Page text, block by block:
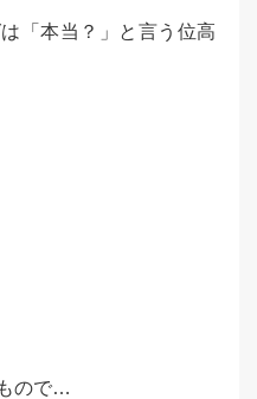
「本当？」と言う位高
ので…